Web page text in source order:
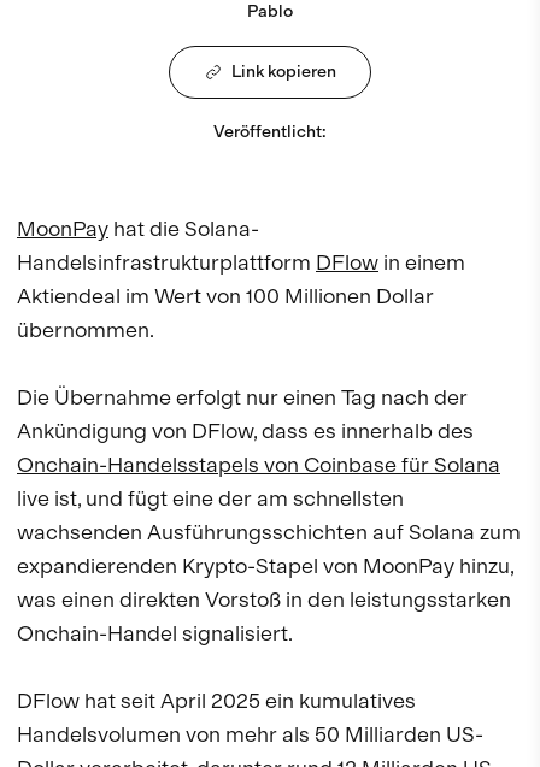
Pablo
Link kopieren
Veröffentlicht:
MoonPay hat die Solana-
Handelsinfrastrukturplattform DFlow in einem
Aktiendeal im Wert von 100 Millionen Dollar
übernommen.
Die Übernahme erfolgt nur einen Tag nach der
Ankündigung von DFlow, dass es innerhalb des
Onchain-Handelsstapels von Coinbase für Solana
live ist, und fügt eine der am schnellsten
wachsenden Ausführungsschichten auf Solana zum
expandierenden Krypto-Stapel von MoonPay hinzu,
was einen direkten Vorstoß in den leistungsstarken
Onchain-Handel signalisiert.
DFlow hat seit April 2025 ein kumulatives
Handelsvolumen von mehr als 50 Milliarden US-